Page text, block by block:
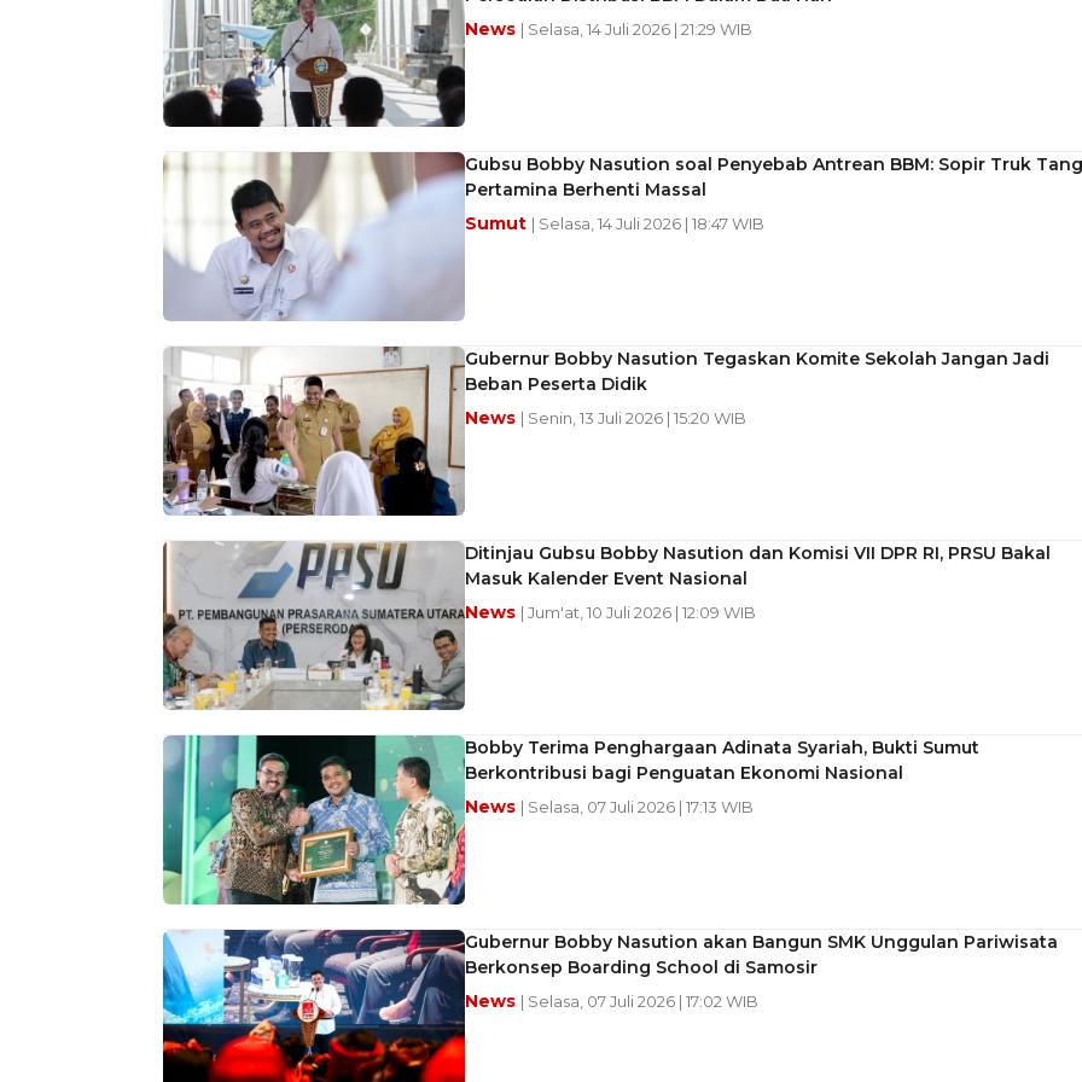
News | Selasa, 14 Juli 2026 | 21:29 WIB
Gubsu Bobby Nasution soal Penyebab Antrean BBM: Sopir Truk
Pertamina Berhenti Massal
Sumut | Selasa, 14 Juli 2026 | 18:47 WIB
Gubernur Bobby Nasution Tegaskan Komite Sekolah Jangan Jadi
Beban Peserta Didik
News | Senin, 13 Juli 2026 | 15:20 WIB
Ditinjau Gubsu Bobby Nasution dan Komisi VII DPR RI, PRSU Bakal
Masuk Kalender Event Nasional
News | Jum'at, 10 Juli 2026 | 12:09 WIB
Bobby Terima Penghargaan Adinata Syariah, Bukti Sumut
Berkontribusi bagi Penguatan Ekonomi Nasional
News | Selasa, 07 Juli 2026 | 17:13 WIB
Gubernur Bobby Nasution akan Bangun SMK Unggulan Pariwisata
Berkonsep Boarding School di Samosir
News | Selasa, 07 Juli 2026 | 17:02 WIB